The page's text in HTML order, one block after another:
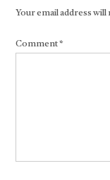
Your email address will
Comment*